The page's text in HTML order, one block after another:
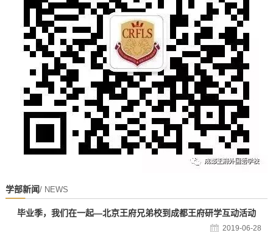
学部新闻/ NEWS
毕业季，我们在一起—北京王府兄弟校到成都王府研学互动活动
2019-06-28